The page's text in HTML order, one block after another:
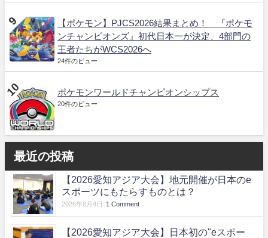
【ポケモン】PJCS2026結果まとめ！ 『ポケモ
ンチャンピオンズ』初代日本一が決定、4部門の
王者たちがWCS2026へ
24件のビュー
ポケモンワールドチャンピオンシップス
20件のビュー
最近の投稿
【2026愛知アジア大会】地元開催が日本のe
スポーツにもたらすものとは？
2026年8月4日 1 Comment
【2026愛知アジア大会】日本初の"eスポー